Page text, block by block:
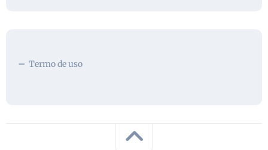
Termo de uso